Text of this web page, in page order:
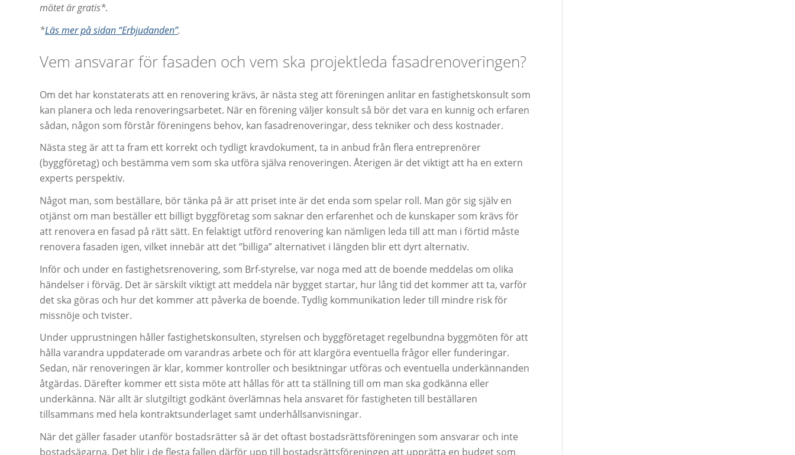
mötet är gratis*.
*Läs mer på sidan “Erbjudanden”.
Vem ansvarar för fasaden och vem ska projektleda fasadrenoveringen?
Om det har konstaterats att en renovering krävs, är nästa steg att föreningen anlitar en fastighetskonsult som
kan planera och leda renoveringsarbetet. När en förening väljer konsult så bör det vara en kunnig och erfaren
sådan, någon som förstår föreningens behov, kan fasadrenoveringar, dess tekniker och dess kostnader.
Nästa steg är att ta fram ett korrekt och tydligt kravdokument, ta in anbud från flera entreprenörer
(byggföretag) och bestämma vem som ska utföra själva renoveringen. Återigen är det viktigt att ha en extern
experts perspektiv.
Något man, som beställare, bör tänka på är att priset inte är det enda som spelar roll. Man gör sig själv en
otjänst om man beställer ett billigt byggföretag som saknar den erfarenhet och de kunskaper som krävs för
att renovera en fasad på rätt sätt. En felaktigt utförd renovering kan nämligen leda till att man i förtid måste
renovera fasaden igen, vilket innebär att det ”billiga” alternativet i längden blir ett dyrt alternativ.
Inför och under en fastighetsrenovering, som Brf-styrelse, var noga med att de boende meddelas om olika
händelser i förväg. Det är särskilt viktigt att meddela när bygget startar, hur lång tid det kommer att ta, varför
det ska göras och hur det kommer att påverka de boende. Tydlig kommunikation leder till mindre risk för
missnöje och tvister.
Under upprustningen håller fastighetskonsulten, styrelsen och byggföretaget regelbundna byggmöten för att
hålla varandra uppdaterade om varandras arbete och för att klargöra eventuella frågor eller funderingar.
Sedan, när renoveringen är klar, kommer kontroller och besiktningar utföras och eventuella underkännanden
åtgärdas. Därefter kommer ett sista möte att hållas för att ta ställning till om man ska godkänna eller
underkänna. När allt är slutgiltigt godkänt överlämnas hela ansvaret för fastigheten till beställaren
tillsammans med hela kontraktsunderlaget samt underhållsanvisningar.
När det gäller fasader utanför bostadsrätter så är det oftast bostadsrättsföreningen som ansvarar och inte
bostadsägarna. Det blir i de flesta fallen därför upp till bostadsrättsföreningen att upprätta en budget som